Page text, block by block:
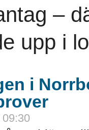
–
upp i
i